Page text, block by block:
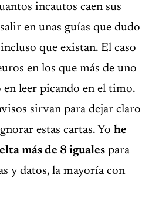
incautos caen sus
en unas guías que dudo
que existan. El caso
en los que más de uno
en leer picando en el timo.
sirvan para dejar claro
estas cartas. Yo he
más de 8 iguales para
y datos, la mayoría con